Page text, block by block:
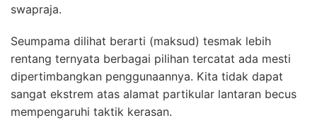
swapraja.
Seumpama dilihat berarti (maksud) tesmak lebih
rentang ternyata berbagai pilihan tercatat ada mesti
dipertimbangkan penggunaannya. Kita tidak dapat
sangat ekstrem atas alamat partikular lantaran becus
mempengaruhi taktik kerasan.